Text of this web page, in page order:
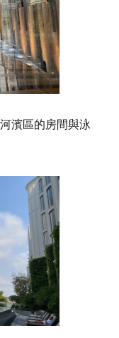
濱區的房間與泳